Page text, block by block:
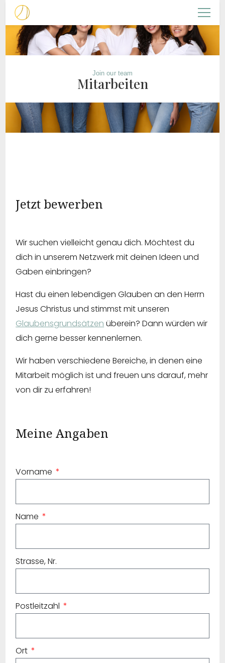
NACHFOLGERIN
Christliche Frauenarbeit
Join our team
Mitarbeiten
Jetzt bewerben
Wir suchen vielleicht genau dich. Möchtest du
dich in unserem Netzwerk mit deinen Ideen und
Gaben einbringen?
Hast du einen lebendigen Glauben an den Herrn
Jesus Christus und stimmst mit unseren
Glaubensgrundsätzen überein? Dann würden wir
dich gerne besser kennenlernen.
Wir haben verschiedene Bereiche, in denen eine
Mitarbeit möglich ist und freuen uns darauf, mehr
von dir zu erfahren!
Meine Angaben
Vorname
Name
Strasse, Nr.
Postleitzahl
Ort